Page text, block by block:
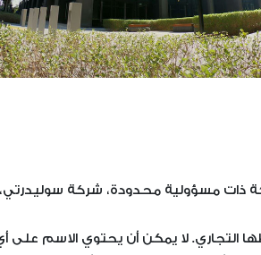
ذات مسؤولية محدودة، شركة
التجاري. لا يمكن أن يحتوي الاسم على